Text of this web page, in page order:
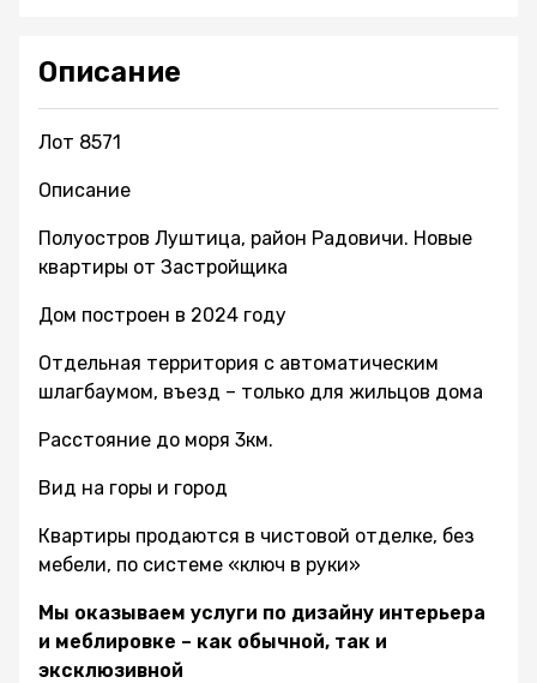
Описание
Лот 8571
Описание
Полуостров Луштица, район Радовичи. Новые
квартиры от Застройщика
Дом построен в 2024 году
Отдельная территория с автоматическим
шлагбаумом, въезд – только для жильцов дома
Расстояние до моря 3км.
Вид на горы и город
Квартиры продаются в чистовой отделке, без
мебели, по системе «ключ в руки»
Мы оказываем услуги по дизайну интерьера
и меблировке – как обычной, так и
эксклюзивной